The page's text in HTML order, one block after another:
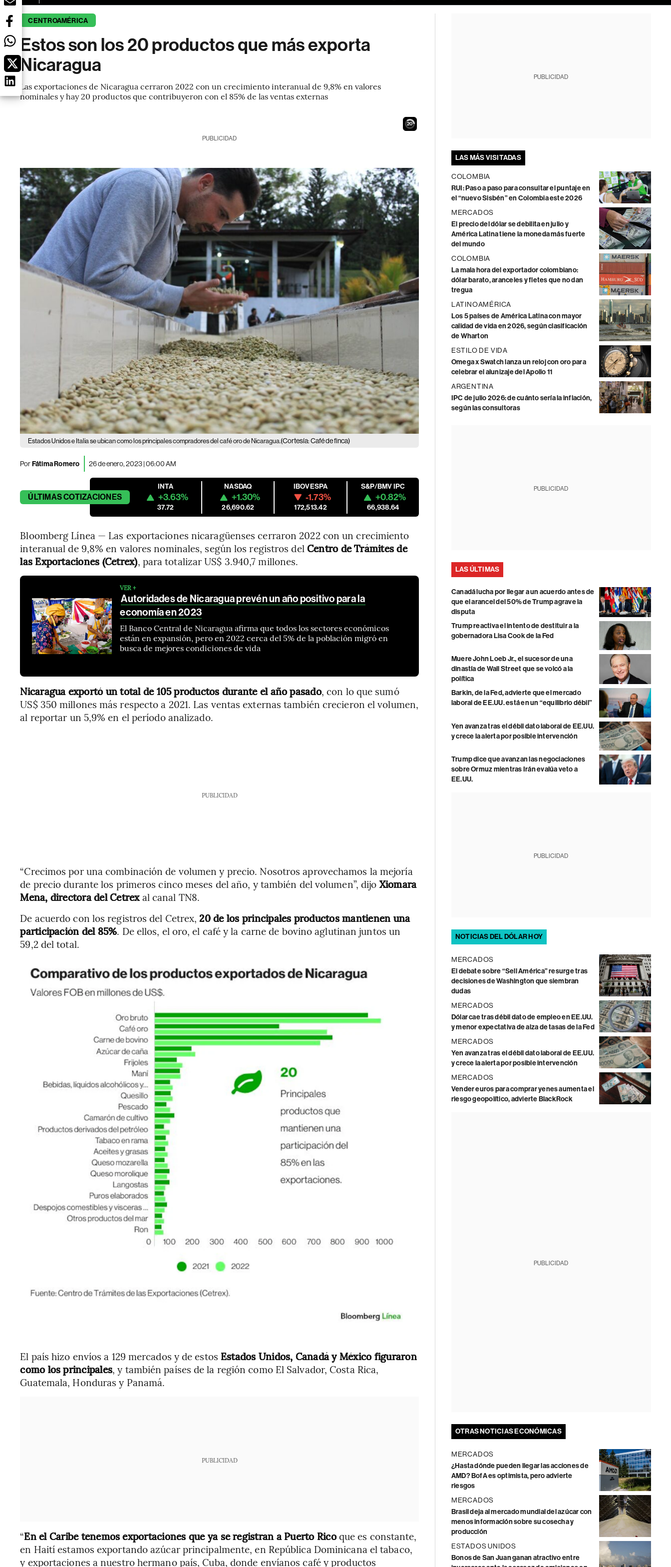
CENTROAMÉRICA
Estos son los 20 productos que más exporta
Nicaragua
Las exportaciones de Nicaragua cerraron 2022 con un crecimiento interanual de 9,8% en valores
nominales y hay 20 productos que contribuyeron con el 85% de las ventas externas
19
PUBLICIDAD
Estados Unidos e Italia se ubican como los principales compradores del café oro de Nicaragua.(Cortesía: Café de finca)
PorFátima Romero 26 de enero, 2023 | 06:00 AM
ÚLTIMASCOTIZACIONES
INTA
+3.63%
37.72
NASDAQ
+1.30%
26,690.62
IBOVESPA
-1.73%
172,513.42
S&P/BMV IPC
+0.82%
66,938.64
Bloomberg Línea — Las exportaciones nicaragüenses cerraron 2022 con un crecimiento
interanual de 9,8% en valores nominales, según los registros del Centro de Trámites de
las Exportaciones (Cetrex), para totalizar US$ 3.940,7 millones.
VER +
Autoridades de Nicaragua prevén un año positivo para la
economía en 2023
El Banco Central de Nicaragua afirma que todos los sectores económicos
están en expansión, pero en 2022 cerca del 5% de la población migró en
busca de mejores condiciones de vida
Nicaragua exportó un total de 105 productos durante el año pasado, con lo que sumó
US$ 350 millones más respecto a 2021. Las ventas externas también crecieron el volumen,
al reportar un 5,9% en el período analizado.
PUBLICIDAD
“Crecimos por una combinación de volumen y precio. Nosotros aprovechamos la mejoría
de precio durante los primeros cinco meses del año, y también del volumen”, dijo Xiomara
Mena, directora del Cetrexal canal TN8.
De acuerdo con los registros del Cetrex, 20 de los principales productos mantienen una
participación del 85%. De ellos, el oro, el café y la carne de bovino aglutinan juntos un
59,2 del total.
El país hizo envíos a 129 mercados y de estos Estados Unidos, Canadá y México figuraron
como los principales, y también países de la región como El Salvador, Costa Rica,
Guatemala, Honduras y Panamá.
PUBLICIDAD
“En el Caribe tenemos exportaciones que ya se registran a Puerto Ricoque es constante,
en Haití estamos exportando azúcar principalmente, en República Dominicana el tabaco,
y exportaciones a nuestro hermano país, Cuba, donde envíanos café y productos
PUBLICIDAD
LAS MÁS VISITADAS
COLOMBIA
RUI: Paso a paso para consultar el puntaje en
el “nuevo Sisbén” en Colombia este 2026
MERCADOS
El precio del dólar se debilita en julio y
América Latina tiene la moneda más fuerte
del mundo
COLOMBIA
La mala hora del exportador colombiano:
dólar barato, aranceles y fletes que no dan
tregua
LATINOAMÉRICA
Los 5 países de América Latina con mayor
calidad de vida en 2026, según clasificación
de Wharton
ESTILO DE VIDA
Omega x Swatch lanza un reloj con oro para
celebrar el alunizaje del Apollo 11
ARGENTINA
IPC de julio 2026: de cuánto sería la inflación,
según las consultoras
PUBLICIDAD
LAS ÚLTIMAS
Canadá lucha por llegar a un acuerdo antes de
que el arancel del 50% de Trump agrave la
disputa
Trump reactiva el intento de destituir a la
gobernadora Lisa Cook de la Fed
Muere John Loeb Jr., el sucesor de una
dinastía de Wall Street que se volcó a la
política
Barkin, de la Fed, advierte que el mercado
laboral de EE.UU. está en un “equilibrio débil”
Yen avanza tras el débil dato laboral de EE.UU.
y crece la alerta por posible intervención
Trump dice que avanzan las negociaciones
sobre Ormuz mientras Irán evalúa veto a
EE.UU.
PUBLICIDAD
NOTICIAS DEL DÓLAR HOY
MERCADOS
El debate sobre “Sell América” resurge tras
decisiones de Washington que siembran
dudas
MERCADOS
Dólar cae tras débil dato de empleo en EE.UU.
y menor expectativa de alza de tasas de la Fed
MERCADOS
Yen avanza tras el débil dato laboral de EE.UU.
y crece la alerta por posible intervención
MERCADOS
Vender euros para comprar yenes aumenta el
riesgo geopolítico, advierte BlackRock
PUBLICIDAD
OTRAS NOTICIAS ECONÓMICAS
MERCADOS
¿Hasta dónde pueden llegar las acciones de
AMD? BofA es optimista, pero advierte
riesgos
MERCADOS
Brasil deja al mercado mundial del azúcar con
menos información sobre su cosecha y
producción
ESTADOS UNIDOS
Bonos de San Juan ganan atractivo entre